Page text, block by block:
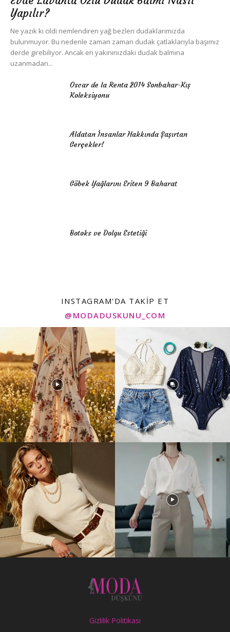
Yapılır?
Ne yazık ki cildi nemlendiren yağ bezleri dudaklarımızda
bulunmuyor. Bu nedenle zaman zaman dudak çatlaklarıyla başımız
derde girebiliyor. Ancak en yakınınızdaki dudak balmına
uzanmadan...
Oscar de la Renta 2014 Sonbahar-Kış
Koleksiyonu
Aldatan İnsanlar Hakkında Şaşırtan
Gerçekler!
Göbek Yağlarını Eriten 9 Baharat
Botoks ve Dolgu Estetiği
INSTAGRAM'DA TAKIP ET
@MODADUSKUNU_COM
Gizlilik Politikası